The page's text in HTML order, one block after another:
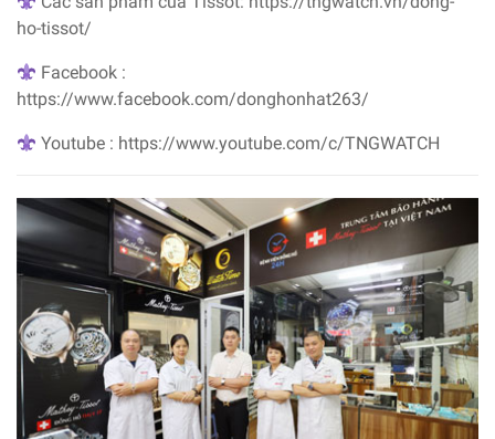
ho-tissot/
Facebook :
https://www.facebook.com/donghonhat263/
Youtube : https://www.youtube.com/c/TNGWATCH